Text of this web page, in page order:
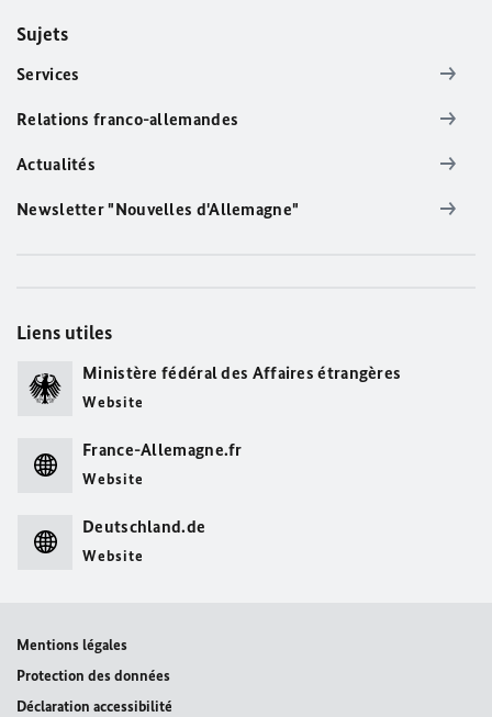
Sujets
Services
Relations franco-allemandes
Actualités
Newsletter "Nouvelles d'Allemagne"
Liens utiles
Ministère fédéral des Affaires étrangères
Website
France-Allemagne.fr
Website
Deutschland.de
Website
Mentions légales
Protection des données
Déclaration accessibilité